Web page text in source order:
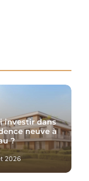
investir dans
neuve à
?
2026